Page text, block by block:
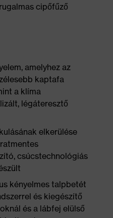
cipőfűző
amelyhez az
kaptafa
a klíma
légáteresztő
elkerülése
csúcstechnológiás
kényelmes talpbetét
és kiegészítő
és a lábfej elülső